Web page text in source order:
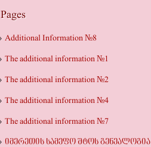
Pages
Additional Information №8
The additional information №1
The additional information №2
The additional information №4
The additional information №7
იმერეთის სამეფო შტოს გენეალოგია